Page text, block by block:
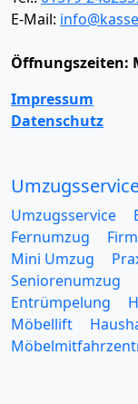
E-Mail:
Öffnungszeiten:
Impressum
Datenschutz
Umzugsservice
Fernumzug
Mini Umzug
Seniorenumzug
Entrümpelung
Möbellift